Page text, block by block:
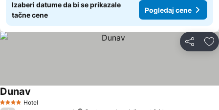
Izaberi datume da bi se prikazale
tačne cene
Pogledaj cene
Deli
4 ZvezdiceHotel
Dunav